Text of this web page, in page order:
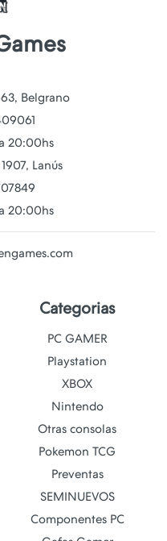
Belgrano
20:00hs
Lanús
20:00hs
Categorias
PC GAMER
Playstation
XBOX
Nintendo
Otras consolas
Pokemon TCG
Preventas
SEMINUEVOS
Componentes PC